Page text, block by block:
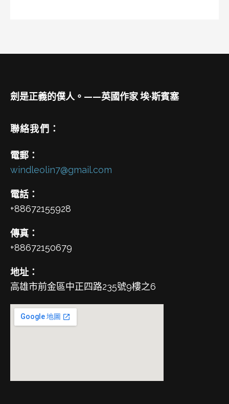
劍是正義的僕人。——英國作家 埃·斯賓塞
聯絡我們：
電郵：
windleolin7@gmail.com
電話：
+88672155928
傳真：
+88672150679
地址：
高雄市前金區中正四路235號9樓之6